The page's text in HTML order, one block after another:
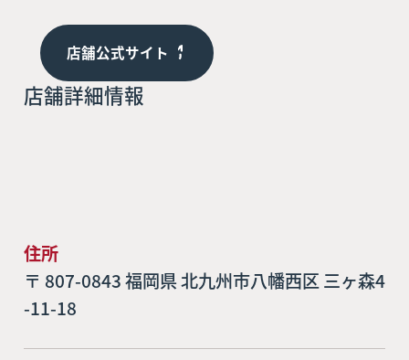
店舗公式サイト
店舗詳細情報
住所
〒 807-0843 福岡県 北九州市八幡西区 三ヶ森4
-11-18